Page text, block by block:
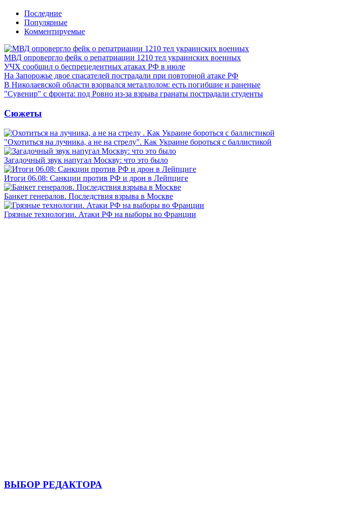
Последние
Популярные
Комментируемые
МВД опровергло фейк о репатриации 1210 тел украинских военных
УЧХ сообщил о беспрецедентных атаках РФ в июле
На Запорожье двое спасателей пострадали при повторной атаке РФ
В Николаевской области взорвался металлолом: есть погибшие и раненые
"Сувенир" с фронта: под Ровно из-за взрыва гранаты пострадали студенты
Сюжеты
"Охотиться на лучника, а не на стрелу". Как Украине бороться с баллистикой
Загадочный звук напугал Москву: что это было
Итоги 06.08: Санкции против РФ и дрон в Лейпциге
Банкет генералов. Последствия взрыва в Москве
Грязные технологии. Атаки РФ на выборы во Франции
ВЫБОР РЕДАКТОРА